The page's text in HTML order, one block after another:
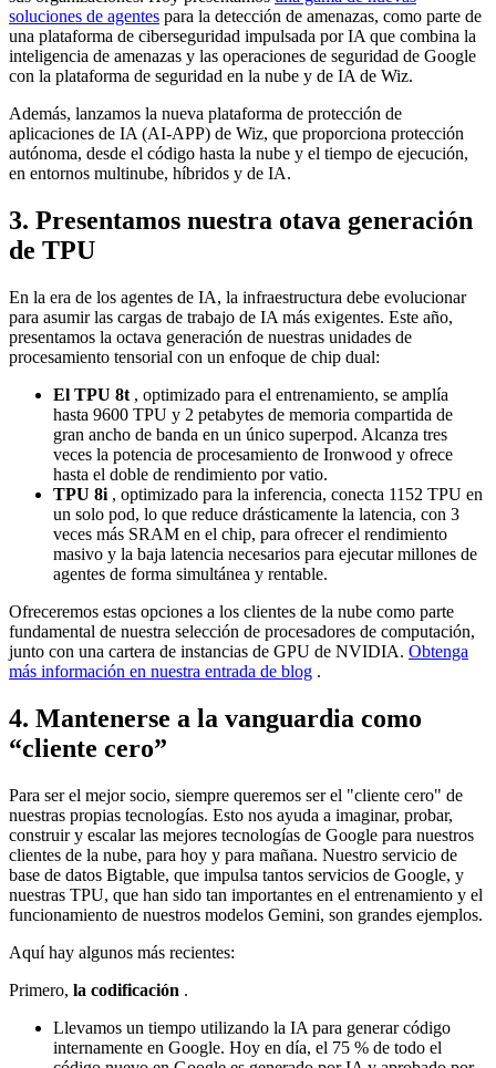
soluciones de agentes para la detección de amenazas, como parte de
una plataforma de ciberseguridad impulsada por IA que combina la
inteligencia de amenazas y las operaciones de seguridad de Google
con la plataforma de seguridad en la nube y de IA de Wiz.
Además, lanzamos la nueva plataforma de protección de
aplicaciones de IA (AI-APP) de Wiz, que proporciona protección
autónoma, desde el código hasta la nube y el tiempo de ejecución,
en entornos multinube, híbridos y de IA.
3. Presentamos nuestra otava generación
de TPU
En la era de los agentes de IA, la infraestructura debe evolucionar
para asumir las cargas de trabajo de IA más exigentes. Este año,
presentamos la octava generación de nuestras unidades de
procesamiento tensorial con un enfoque de chip dual:
El TPU 8t , optimizado para el entrenamiento, se amplía
hasta 9600 TPU y 2 petabytes de memoria compartida de
gran ancho de banda en un único superpod. Alcanza tres
veces la potencia de procesamiento de Ironwood y ofrece
hasta el doble de rendimiento por vatio.
TPU 8i , optimizado para la inferencia, conecta 1152 TPU en
un solo pod, lo que reduce drásticamente la latencia, con 3
veces más SRAM en el chip, para ofrecer el rendimiento
masivo y la baja latencia necesarios para ejecutar millones de
agentes de forma simultánea y rentable.
Ofreceremos estas opciones a los clientes de la nube como parte
fundamental de nuestra selección de procesadores de computación,
junto con una cartera de instancias de GPU de NVIDIA. Obtenga
más información en nuestra entrada de blog .
4. Mantenerse a la vanguardia como
“cliente cero”
Para ser el mejor socio, siempre queremos ser el "cliente cero" de
nuestras propias tecnologías. Esto nos ayuda a imaginar, probar,
construir y escalar las mejores tecnologías de Google para nuestros
clientes de la nube, para hoy y para mañana. Nuestro servicio de
base de datos Bigtable, que impulsa tantos servicios de Google, y
nuestras TPU, que han sido tan importantes en el entrenamiento y el
funcionamiento de nuestros modelos Gemini, son grandes ejemplos.
Aquí hay algunos más recientes:
Primero, la codificación .
Llevamos un tiempo utilizando la IA para generar código
internamente en Google. Hoy en día, el 75 % de todo el